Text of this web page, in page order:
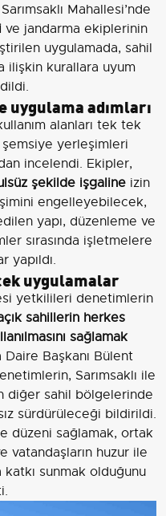
Mahallesi’nde
ve jandarma ekiplerinin
uygulamada, sahil
ilişkin kurallara uyum
uygulama adımları
alanları tek tek
yerleşimleri
incelendi. Ekipler,
şekilde işgaline izin
engelleyebilecek,
yapı, düzenleme ve
sırasında işletmelere
yapıldı.
uygulamalar
yetkilileri denetimlerin
sahillerin herkes
sağlamak
Daire Başkanı Bülent
Sarımsaklı ile
diğer sahil bölgelerinde
sürdürüleceği bildirildi.
düzeni sağlamak, ortak
vatandaşların huzur ile
sunmak olduğunu